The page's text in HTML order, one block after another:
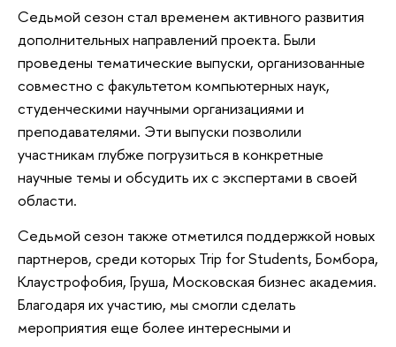
Седьмой сезон стал временем активного развития
дополнительных направлений проекта. Были
проведены тематические выпуски, организованные
совместно с факультетом компьютерных наук,
студенческими научными организациями и
преподавателями. Эти выпуски позволили
участникам глубже погрузиться в конкретные
научные темы и обсудить их с экспертами в своей
области.
Седьмой сезон также отметился поддержкой новых
партнеров, среди которых Trip for Students, Бомбора,
Клаустрофобия, Груша, Московская бизнес академия.
Благодаря их участию, мы смогли сделать
мероприятия еще более интересными и